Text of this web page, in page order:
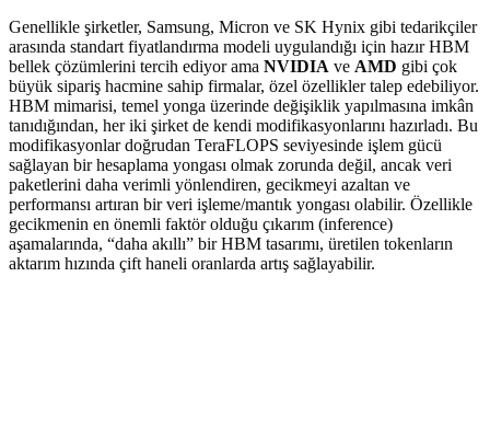
Genellikle şirketler, Samsung, Micron ve SK Hynix gibi tedarikçiler
arasında standart fiyatlandırma modeli uygulandığı için hazır HBM
bellek çözümlerini tercih ediyor ama NVIDIA ve AMD gibi çok
büyük sipariş hacmine sahip firmalar, özel özellikler talep edebiliyor.
HBM mimarisi, temel yonga üzerinde değişiklik yapılmasına imkân
tanıdığından, her iki şirket de kendi modifikasyonlarını hazırladı. Bu
modifikasyonlar doğrudan TeraFLOPS seviyesinde işlem gücü
sağlayan bir hesaplama yongası olmak zorunda değil, ancak veri
paketlerini daha verimli yönlendiren, gecikmeyi azaltan ve
performansı artıran bir veri işleme/mantık yongası olabilir. Özellikle
gecikmenin en önemli faktör olduğu çıkarım (inference)
aşamalarında, “daha akıllı” bir HBM tasarımı, üretilen tokenların
aktarım hızında çift haneli oranlarda artış sağlayabilir.